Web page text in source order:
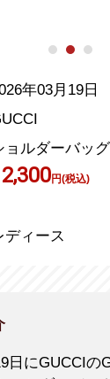
年03月19日
ョルダーバッグ
円(税込)
ディース
日にGUCCIの